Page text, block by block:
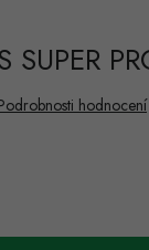
SUPER
hodnocení